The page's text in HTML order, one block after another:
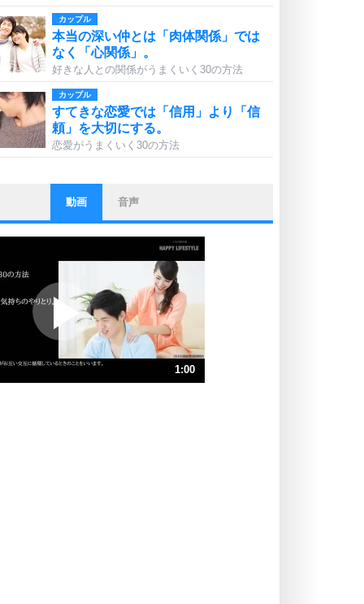
カップル
本当の深い仲とは「肉体関係」では
なく「心関係」。
好きな人との関係がうまくいく30の方法
カップル
すてきな恋愛では「信用」より「信
頼」を大切にする。
恋愛がうまくいく30の方法
ストレス対策
他人と比べない。
いっそのこと、他人を見ない。
ポジティブになれない原因は、行動
しないから。
ポジティブ思考になる30の方法
ストレス対策
動画 音声
1:00